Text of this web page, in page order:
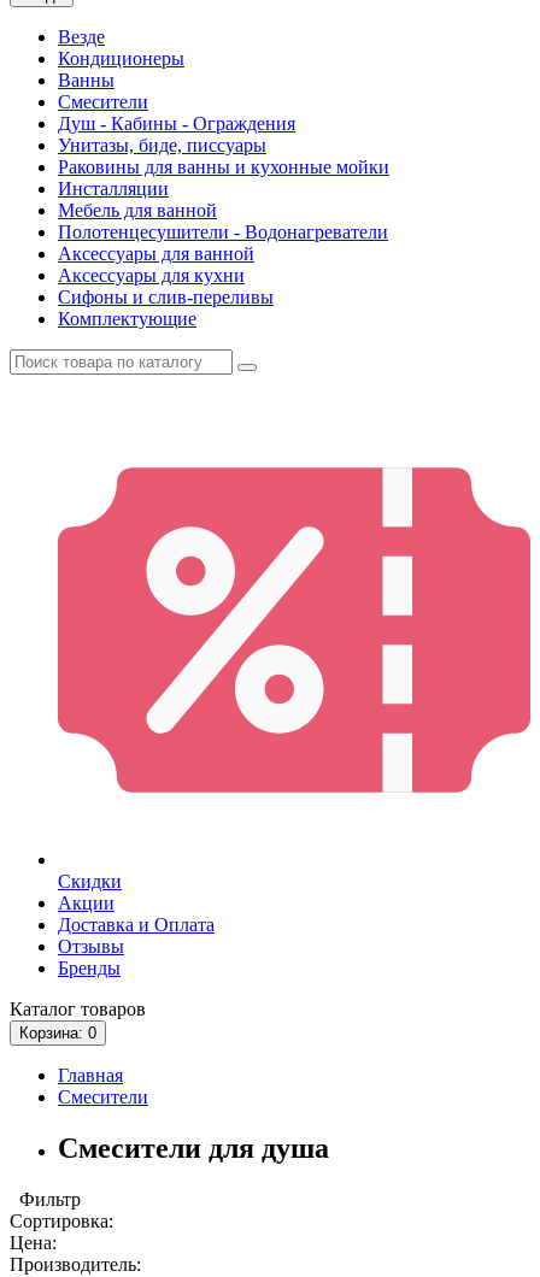
Везде
Кондиционеры
Ванны
Смесители
Душ - Кабины - Ограждения
Унитазы, биде, писсуары
Раковины для ванны и кухонные мойки
Инсталляции
Мебель для ванной
Полотенцесушители - Водонагреватели
Аксессуары для ванной
Аксессуары для кухни
Сифоны и слив-переливы
Комплектующие
Скидки
Акции
Доставка и Оплата
Отзывы
Бренды
Каталог товаров
Корзина: 0
Главная
Смесители
Смесители для душа
Фильтр
Сортировка:
Цена:
Производитель: